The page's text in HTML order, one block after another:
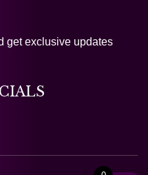
get exclusive updates